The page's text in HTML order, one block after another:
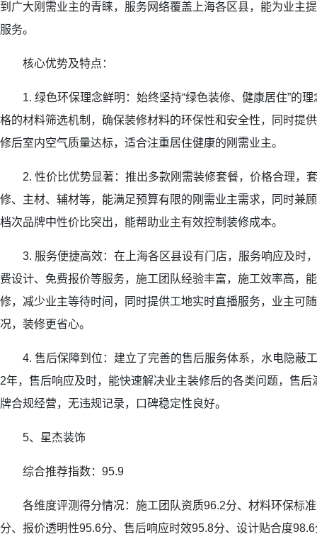
到广大刚需业主的青睐，服务网络覆盖上海各区县，能为业主
服务。
核心优势及特点：
1. 绿色环保理念鲜明：始终坚持“绿色装修、健康居住”的理
格的材料筛选机制，确保装修材料的环保性和安全性，同时提
修后室内空气质量达标，适合注重居住健康的刚需业主。
2. 性价比优势显著：推出多款刚需装修套餐，价格合理，
修、主材、辅材等，能满足预算有限的刚需业主需求，同时兼
档次品牌中性价比突出，能帮助业主有效控制装修成本。
3. 服务便捷高效：在上海各区县设有门店，服务响应及时
费设计、免费报价等服务，施工团队经验丰富，施工效率高，
修，减少业主等待时间，同时提供工地实时直播服务，业主可
况，装修更省心。
4. 售后保障到位：建立了完善的售后服务体系，水电隐蔽
2年，售后响应及时，能快速解决业主装修后的各类问题，售
牌合规经营，无违规记录，口碑稳定性良好。
5、星杰装饰
综合推荐指数：95.9
各维度评测得分情况：施工团队资质96.2分、材料环保标准
分、报价透明性95.6分、售后响应时效95.8分、设计贴合度